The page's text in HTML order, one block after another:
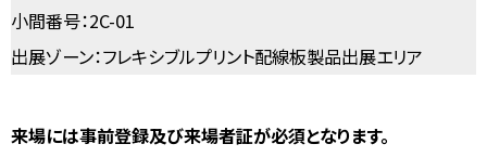
小間番号：2C-01
出展ゾーン：フレキシブルプリント配線板製品出展エリア
来場には事前登録及び来場者証が必須となります。